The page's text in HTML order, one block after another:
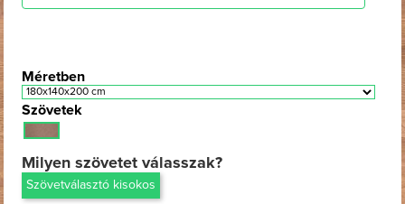
Méretben
Szövetek
Milyen szövetet válasszak?
Szövetválasztó kisokos